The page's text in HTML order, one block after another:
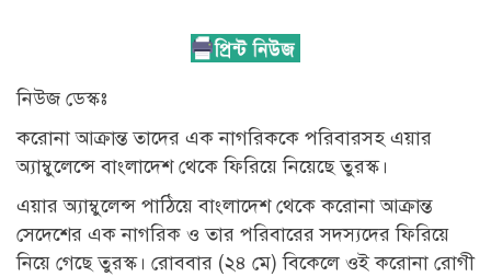
নিউজ ডেস্কঃ
করোনা আক্রান্ত তাদের এক নাগরিককে পরিবারসহ এয়ার
অ্যাম্বুলেন্সে বাংলাদেশ থেকে ফিরিয়ে নিয়েছে তুরস্ক।
এয়ার অ্যাম্বুলেন্স পাঠিয়ে বাংলাদেশ থেকে করোনা আক্রান্ত
সেদেশের এক নাগরিক ও তার পরিবারের সদস্যদের ফিরিয়ে
নিয়ে গেছে তুরস্ক। রোববার (২৪ মে) বিকেলে ওই করোনা রোগী